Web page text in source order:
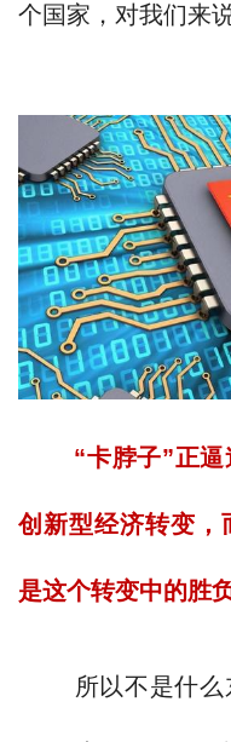
个国家，对我们来
“卡脖子”正逼
创新型经济转变，
是这个转变中的胜负
所以不是什么东